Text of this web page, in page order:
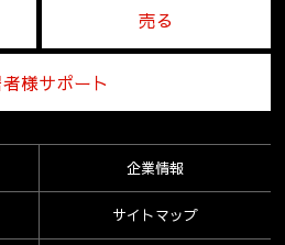
売る
様サポート
企業情報
サイトマップ